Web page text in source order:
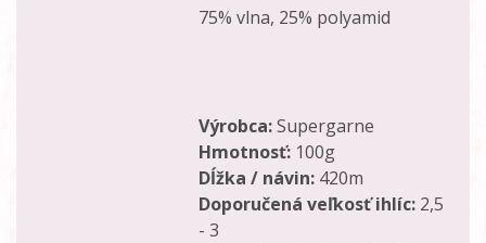
75% vlna, 25% polyamid
Výrobca:Supergarne
Hmotnosť: 100g
Dĺžka / návin: 420m
Doporučená veľkosť ihlíc: 2,5
- 3